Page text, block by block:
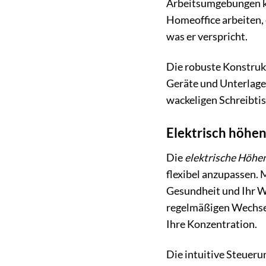
Arbeitsumgebungen
Homeoffice
was er verspricht.
Die robuste
Geräte und
wackeligen
Elektrisch
Dieelektrische
flexibel anzupassen.
Gesundheit und Ihr
regelmäßigen
Ihre Konzentration.
Die intuitive